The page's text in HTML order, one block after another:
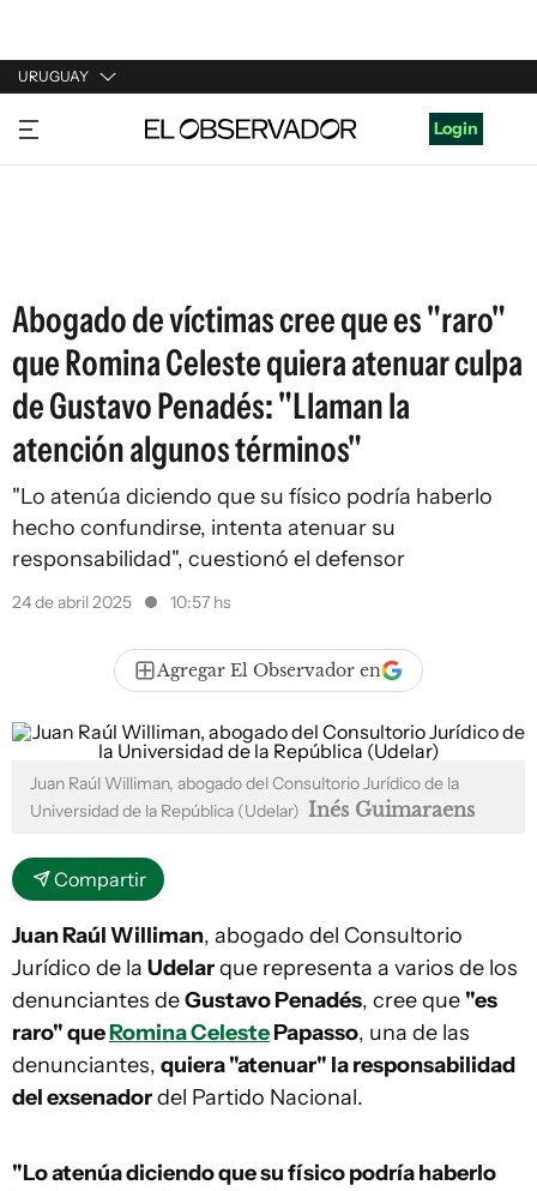
URUGUAY
URUGUAY
ARGENTINA
Login
Abogado de víctimas cree que es "raro"
que Romina Celeste quiera atenuar culpa
de Gustavo Penadés: "Llaman la
atención algunos términos"
"Lo atenúa diciendo que su físico podría haberlo
hecho confundirse, intenta atenuar su
responsabilidad", cuestionó el defensor
24 de abril 2025 10:57 hs
Agregar El Observador en
Juan Raúl Williman, abogado del Consultorio Jurídico de la
Universidad de la República (Udelar) Inés Guimaraens
Compartir
Juan Raúl Williman, abogado del Consultorio
Jurídico de la Udelarque representa a varios de los
denunciantes deGustavo Penadés, cree que "es
raro" queRomina CelestePapasso, una de las
denunciantes, quiera "atenuar" la responsabilidad
del exsenadordel Partido Nacional.
"Lo atenúa diciendo que su físico podría haberlo